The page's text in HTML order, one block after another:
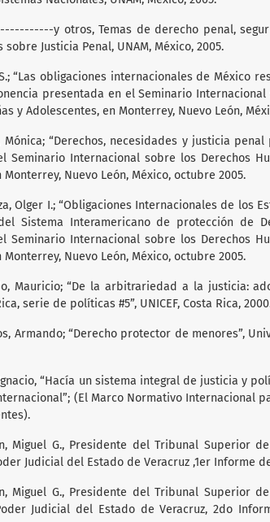
y otros, Temas de derecho penal,
sobre Justicia Penal, UNAM, México, 2005.
“Las obligaciones internacionales de México
presentada en el Seminario
y Adolescentes, en Monterrey, Nuevo León,
Mónica; “Derechos, necesidades y justicia penal
Seminario Internacional sobre los Derechos
Nuevo León, México, octubre 2005.
Olger I.; “Obligaciones Internacionales de los
Sistema Interamericano de protección de
Seminario Internacional sobre los Derechos
Nuevo León, México, octubre 2005.
Mauricio; “De la arbitrariedad a la justicia:
serie de políticas #5”, UNICEF, Costa Rica,
Armando; “Derecho protector de menores”,
“Hacía un sistema integral de justicia y
(El Marco Normativo Internacional
Miguel G., Presidente del Tribunal Superior
Judicial del Estado de Veracruz ,1er Informe
Miguel G., Presidente del Tribunal Superior
Judicial del Estado de Veracruz, 2do